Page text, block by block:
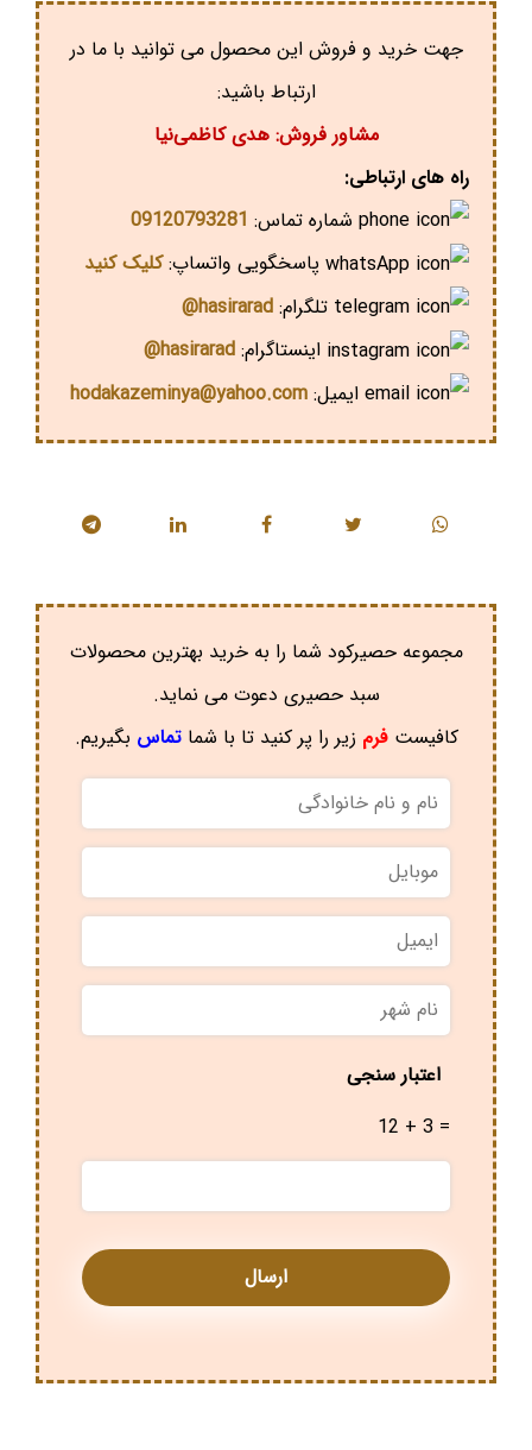
جهت خرید و فروش این محصول می توانید با ما در
ارتباط باشید:
مشاور فروش: هدی کاظمی‌نیا
راه های ارتباطی:
شماره تماس: 09120793281
پاسخگویی واتساپ:کلیک کنید
تلگرام: hasirarad@
اینستاگرام: hasirarad@
ایمیل: hodakazeminya@yahoo.com
مجموعه حصیرکود شما را به خرید بهترین محصولات
سبد حصیری دعوت می نماید.
کافیستفرم زیر را پر کنید تا با شماتماس بگیریم.
نام
و
نام
خانوادگی
موبایل
ایمیل
نام
شهر *
اعتبار سنجی
12 + 3 =